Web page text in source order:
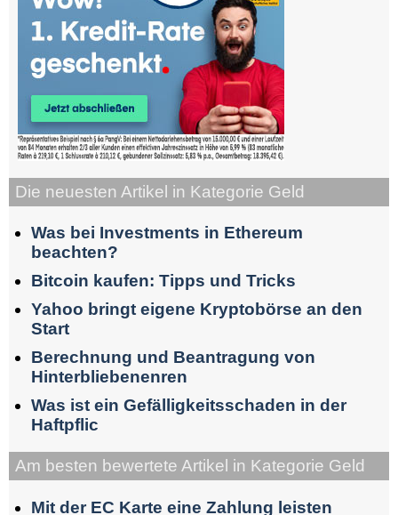
Die neuesten Artikel in Kategorie Geld
Was bei Investments in Ethereum
beachten?
Bitcoin kaufen: Tipps und Tricks
Yahoo bringt eigene Kryptobörse an den
Start
Berechnung und Beantragung von
Hinterbliebenenren
Was ist ein Gefälligkeitsschaden in der
Haftpflic
Am besten bewertete Artikel in Kategorie Geld
Mit der EC Karte eine Zahlung leisten